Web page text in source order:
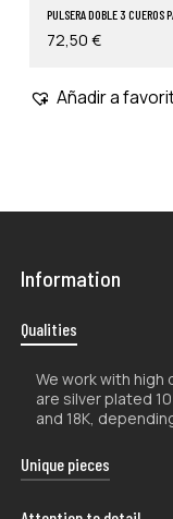
PULSERA DOBLE 3 CUEROS
72,50 €
Añadir a
Information
Qualities
We work with high
are silver plated
and 18K,
Unique pieces
The handcrafted